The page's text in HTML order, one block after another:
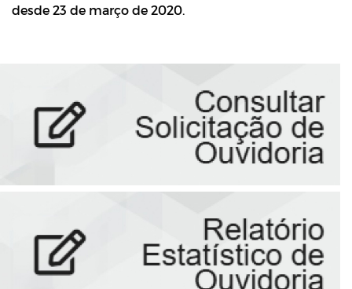
desde 23 de março de 2020.